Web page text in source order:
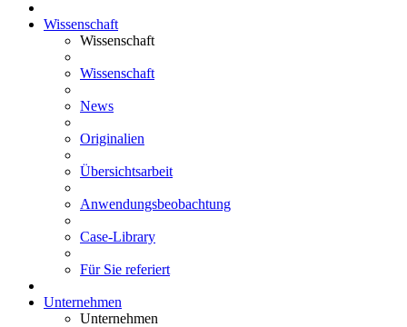
Wissenschaft
Wissenschaft
Wissenschaft
News
Originalien
Übersichtsarbeit
Anwendungsbeobachtung
Case-Library
Für Sie referiert
Unternehmen
Unternehmen